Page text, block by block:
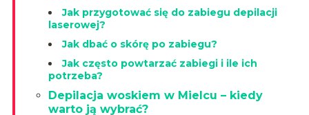
Jak przygotować się do zabiegu depilacji
laserowej?
Jak dbać o skórę po zabiegu?
Jak często powtarzać zabiegi i ile ich
potrzeba?
Depilacja woskiem w Mielcu – kiedy
warto ją wybrać?